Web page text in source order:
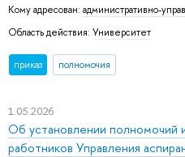
Кому адресован: административно-
Область действия: Университет
приказ полномочия
1.05.2026
Об установлении полномочий
работников Управления